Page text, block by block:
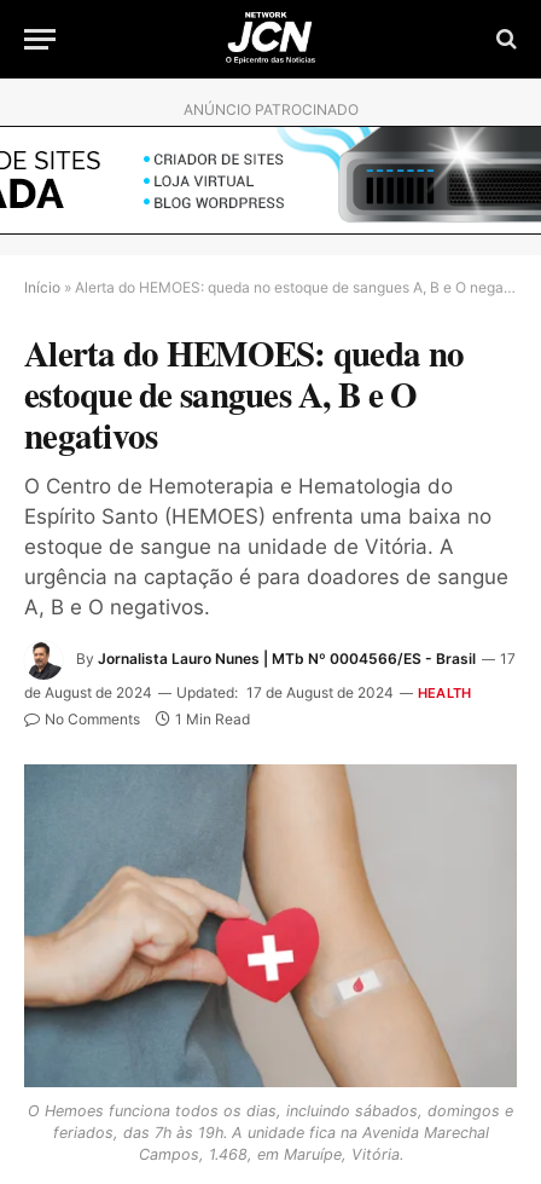
ANÚNCIO PATROCINADO
Início » Alerta do HEMOES: queda no estoque de sangues A, B e O negativos
Alerta do HEMOES: queda no
estoque de sangues A, B e O
negativos
O Centro de Hemoterapia e Hematologia do
Espírito Santo (HEMOES) enfrenta uma baixa no
estoque de sangue na unidade de Vitória. A
urgência na captação é para doadores de sangue
A, B e O negativos.
By Jornalista Lauro Nunes | MTb Nº 0004566/ES - Brasil
17
de August de 2024
Updated: 17 de August de 2024 HEALTH
No Comments 1 Min Read
O Hemoes funciona todos os dias, incluindo sábados, domingos e
feriados, das 7h às 19h. A unidade fica na Avenida Marechal
Campos, 1.468, em Maruípe, Vitória.